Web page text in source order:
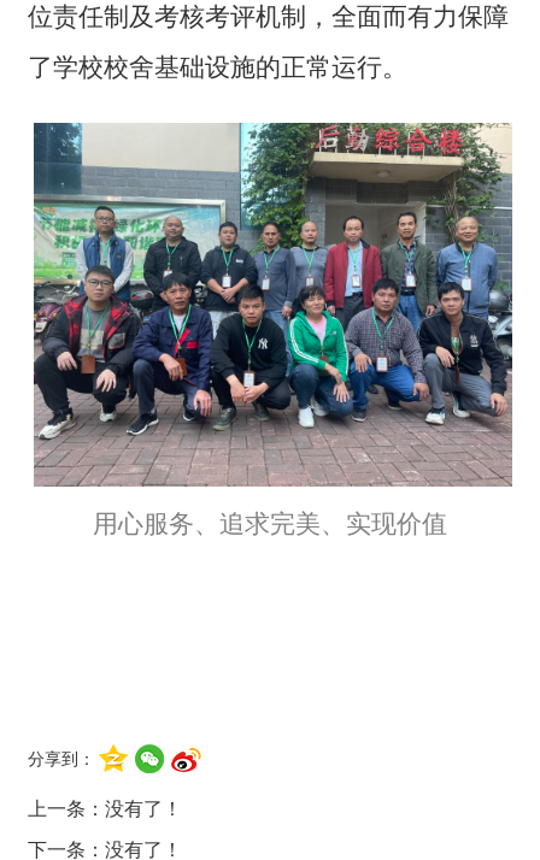
位责任制及考核考评机制，全面而有力保障
了学校校舍基础设施的正常运行。
用心服务、追求完美、实现价值
分享到：
上一条：没有了！
下一条：没有了！